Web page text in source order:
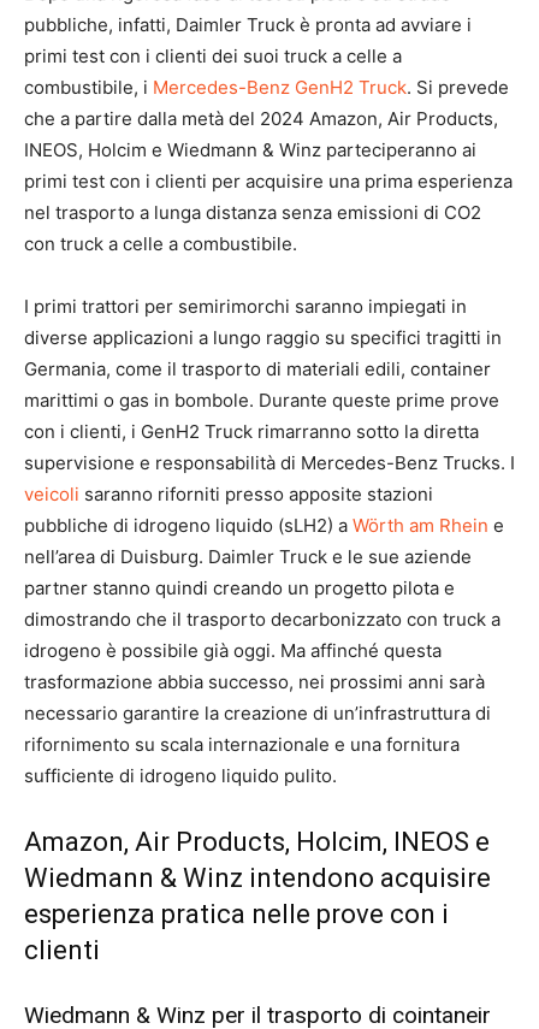
pubbliche, infatti, Daimler Truck è pronta ad avviare i
primi test con i clienti dei suoi truck a celle a
combustibile, i Mercedes-Benz GenH2 Truck. Si prevede
che a partire dalla metà del 2024 Amazon, Air Products,
INEOS, Holcim e Wiedmann & Winz parteciperanno ai
primi test con i clienti per acquisire una prima esperienza
nel trasporto a lunga distanza senza emissioni di CO2
con truck a celle a combustibile.
I primi trattori per semirimorchi saranno impiegati in
diverse applicazioni a lungo raggio su specifici tragitti in
Germania, come il trasporto di materiali edili, container
marittimi o gas in bombole. Durante queste prime prove
con i clienti, i GenH2 Truck rimarranno sotto la diretta
supervisione e responsabilità di Mercedes-Benz Trucks. I
veicoli saranno riforniti presso apposite stazioni
pubbliche di idrogeno liquido (sLH2) a Wörth am Rhein e
nell’area di Duisburg. Daimler Truck e le sue aziende
partner stanno quindi creando un progetto pilota e
dimostrando che il trasporto decarbonizzato con truck a
idrogeno è possibile già oggi. Ma affinché questa
trasformazione abbia successo, nei prossimi anni sarà
necessario garantire la creazione di un’infrastruttura di
rifornimento su scala internazionale e una fornitura
sufficiente di idrogeno liquido pulito.
Amazon, Air Products, Holcim, INEOS e
Wiedmann & Winz intendono acquisire
esperienza pratica nelle prove con i
clienti
Wiedmann & Winz per il trasporto di cointaneir